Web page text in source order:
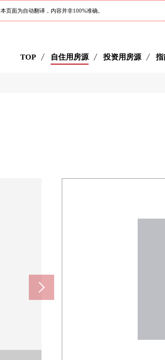
本页面为自动翻译，内容并非100%准确。
TOP 自住用房源 投资用房源 指